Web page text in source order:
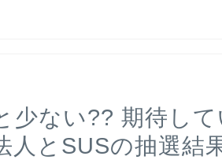
少ない?? 期待し
人とSUSの抽選結